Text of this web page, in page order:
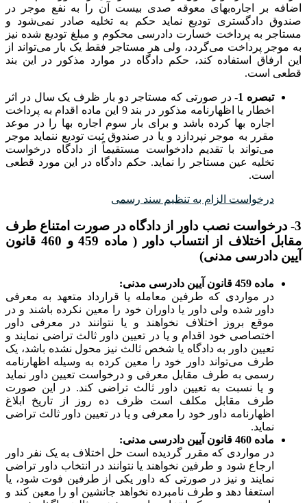
اضافه بر اجاره‌بهای معوقه صدی بیست آن را به نفع موجر در
صندوق دادگستری تودیع نماید حکم به تخلیه صادر نمی‌شود و
مستاجر به پرداخت خسارت دادرسی محکوم و مبلغ تودیع شده نیز
به موجر پرداخت می‌گردد، ولی هر مستاجر فقط ‌یک بار می‌تواند از
این ارفاق استفاده کند، حکم دادگاه در موارد مذکور در این بند
قطعی است.
‌تبصره 1-
در صورتی که مستاجر دو بار ظرف یک سال در اثر
اخطار یا اظهارنامه مذکور در بند 9 این ماده اقدام به پرداخت
اجاره بها کرده باشد و‌ برای بار سوم اجاره بها را در موعد
مقرر به موجر نپردازد و یا در صندوق ثبت تودیع ننماید موجر
می‌تواند با تقدیم دادخواست مستقیماً از دادگاه ‌درخواست
تخلیه عین مستاجر را نماید. حکم دادگاه در این مورد قطعی
است.
درخواست الزام به تنظیم سند رسمی
3- درخواست نصب داور از دادگاه در صورت امتناع طرف
مقابل اختلاف از انتساب داور ( ماده 459 و 460 قانون
آیین دادرسی مدنی)
ماده 459 قانون آیین دادرسی مدنی:
در مواردی که طرفین معامله یا قرارداد متعهد به معرفی
داور شده ولی داور یا داوران خود را معین نکرده باشند و در
موقع بروز اختلاف نخواهند و یا نتوانند در معرفی داور
اختصاصی خود اقدام و یا در تعیین داور ثالث تراضی نمایند و
تعیین داور به دادگاه یا شخص ثالث نیز محول نشده باشد، یک
طرف می‌تواند داور خود را معین کرده به وسیله اظهارنامه
رسمی به طرف مقابل معرفی و درخواست تعیین داور نماید
و یا نسبت به تعیین داور ثالث تراضی کند. در این صورت
طرف مقابل مکلف است ظرف ده روز از تاریخ ابلاغ
اظهارنامه داور خود را معرفی و یا در تعیین داور ثالث تراضی
نماید.
ماده 460 قانون آیین دادرسی مدنی:
در مواردی که مقرر گردیده است حل اختلاف به یک نفر داور
ارجاع شود و طرفین نخواهند یا نتوانند در انتخاب داور تراضی
نمایند و نیز در صورتی که داور یکی از طرفین فوت شود، یا
استعفا دهد و طرف نامبرده نخواهد جانشین او را معین کند و